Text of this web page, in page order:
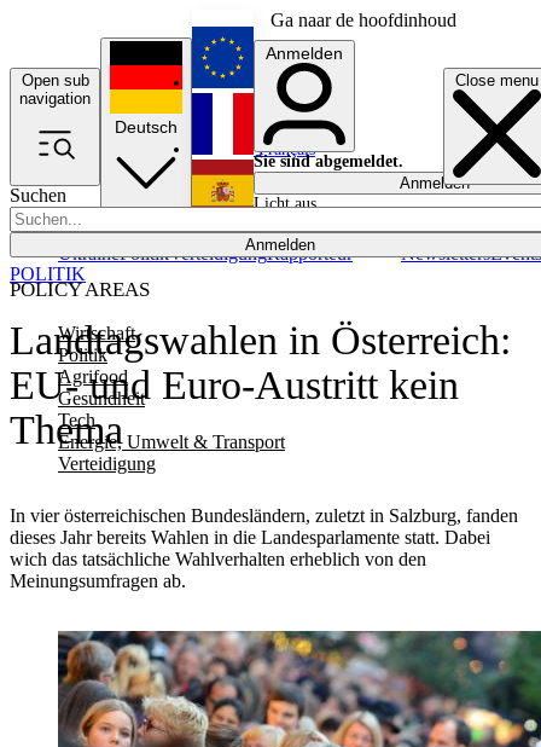
Ga naar de hoofdinhoud
Open sub
navigation
Close menu
Suchen
Anmelden
POLICY AREAS
Wirtschaft
Politik
Agrifood
Gesundheit
Tech
Energie, Umwelt & Transport
Verteidigung
UkrainePolitikVerteidigungRapporteur NewslettersEvents
Deutsch
English
Français
Anmelden
Sie sind abgemeldet.
Anmelden
Licht aus
Landtagswahlen in Österreich:
EU- und Euro-Austritt kein
Thema
In vier österreichischen Bundesländern, zuletzt in Salzburg, fanden
dieses Jahr bereits Wahlen in die Landesparlamente statt. Dabei
wich das tatsächliche Wahlverhalten erheblich von den
Meinungsumfragen ab.
POLITIK